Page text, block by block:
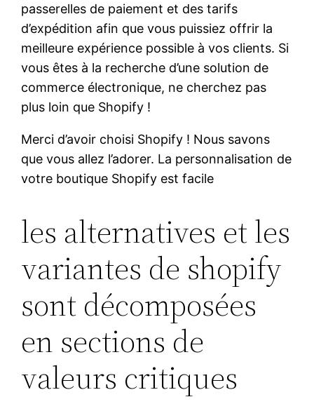
passerelles de paiement et des tarifs
d’expédition afin que vous puissiez offrir la
meilleure expérience possible à vos clients. Si
vous êtes à la recherche d’une solution de
commerce électronique, ne cherchez pas
plus loin que Shopify !
Merci d’avoir choisi Shopify ! Nous savons
que vous allez l’adorer. La personnalisation de
votre boutique Shopify est facile
les alternatives et les
variantes de shopify
sont décomposées
en sections de
valeurs critiques